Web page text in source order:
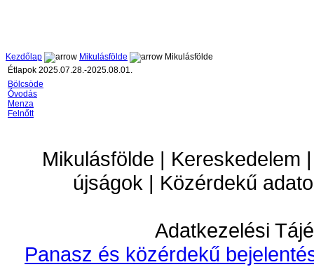
Kezdőlap Mikulásfölde
Mikulásfölde
Étlapok 2025.07.28.-2025.08.01.
Bölcsöde
Óvodás
Menza
Felnőtt
Mikulásfölde | Kereskedelem
újságok | Közérdekű
Adatkezelési
Panasz és közérdekű